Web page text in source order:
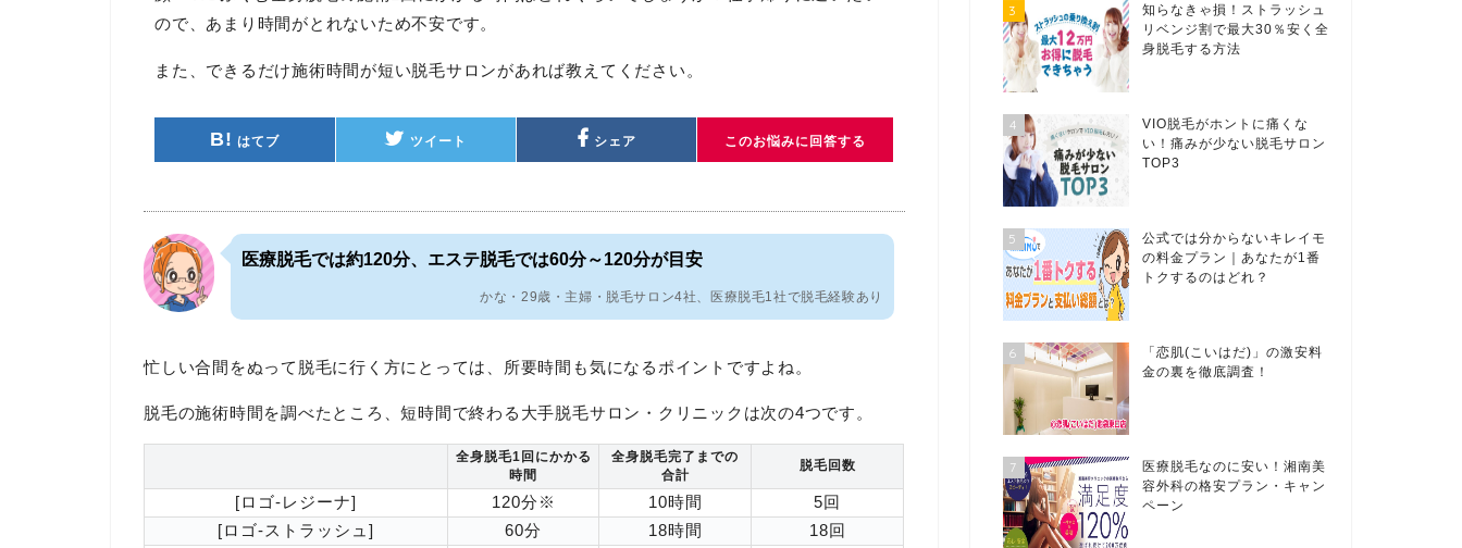
ので、あまり時間がとれないため不安です。
また、できるだけ施術時間が短い脱毛サロンがあれば教えてください。
B! はてブ ツイート シェア このお悩みに回答する
医療脱毛では約120分、エステ脱毛では60分～120分が目安
かな・29歳・主婦・脱毛サロン4社、医療脱毛1社で脱毛経験あり
忙しい合間をぬって脱毛に行く方にとっては、所要時間も気になるポイントですよね。
脱毛の施術時間を調べたところ、短時間で終わる大手脱毛サロン・クリニックは次の4つです。
全身脱毛1回にかかる
時間
全身脱毛完了までの
合計
脱毛回数
[ロゴ-レジーナ] 120分※ 10時間
5回
[ロゴ-ストラッシュ]
60分 18時間
18回
3
知らなきゃ損！ストラッシュ
リベンジ割で最大30％安く全
身脱毛する方法
4
VIO脱毛がホントに痛くな
い！痛みが少ない脱毛サロン
TOP3
5
公式では分からないキレイモ
の料金プラン｜あなたが1番
トクするのはどれ？
6
「恋肌(こいはだ)」の激安料
金の裏を徹底調査！
7
医療脱毛なのに安い！湘南美
容外科の格安プラン・キャン
ペーン